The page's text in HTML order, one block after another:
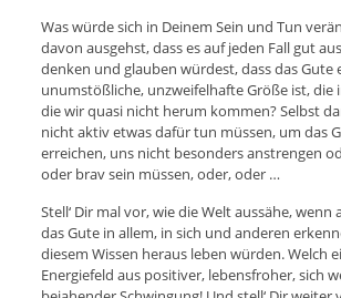
Was würde sich in Deinem Sein und Tun
davon ausgehst, dass es auf jeden Fall gut
denken und glauben würdest, dass das Gute
unumstößliche, unzweifelhafte Größe ist, die
die wir quasi nicht herum kommen? Selbst
nicht aktiv etwas dafür tun müssen, um das
erreichen, uns nicht besonders anstrengen
oder brav sein müssen, oder, oder …
Stell‘ Dir mal vor, wie die Welt aussähe, wenn
das Gute in allem, in sich und anderen
diesem Wissen heraus leben würden. Welch
Energiefeld aus positiver, lebensfroher, sich